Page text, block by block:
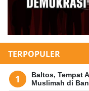
TERPOPULER
Baltos, Tempat
Muslimah di